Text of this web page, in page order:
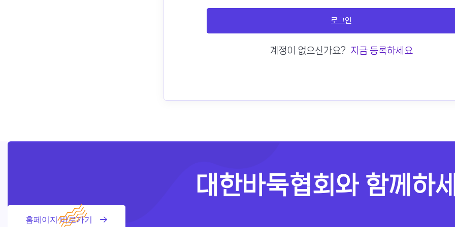
로그인
계정이 없으신가요? 지금 등록하세요
대한바둑협회와 함께하
홈페이지 바로가기